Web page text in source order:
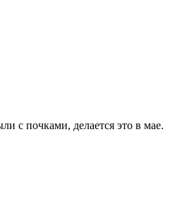
с почками, делается это в мае.